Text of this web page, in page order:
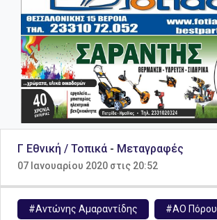
Γ Εθνική / Τοπικά - Μεταγραφές
07 Ιανουαρίου 2020 στις 20:52
#Αντώνης Αμαραντίδης #ΑΟ Πόρου